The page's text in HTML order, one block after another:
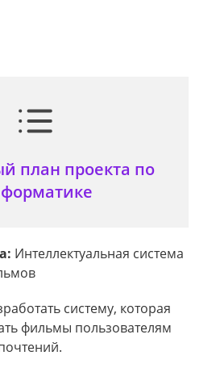
план проекта по
Интеллектуальная система
систему, которая
фильмы пользователям